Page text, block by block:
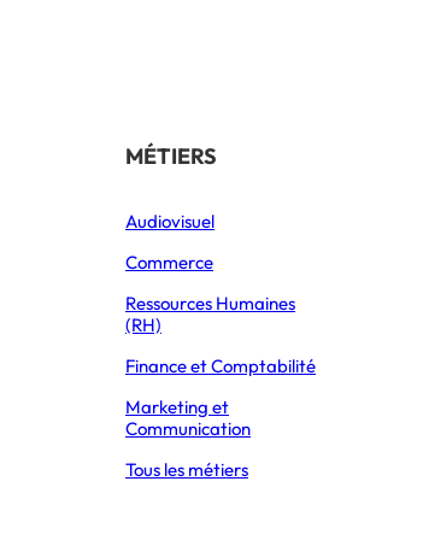
THÉMATIQUES
Orientation
Vie étudiante
Formations
Partir à l’étranger
MÉTIERS
Audiovisuel
Commerce
Ressources Humaines
(RH)
Finance et Comptabilité
Marketing et
Communication
Tous les métiers